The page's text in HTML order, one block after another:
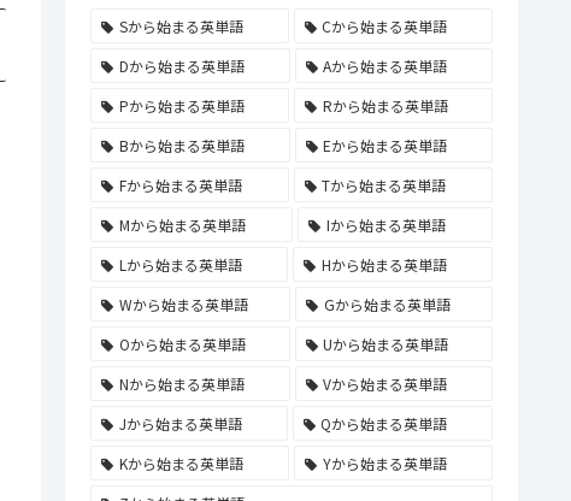
Sから始まる英単語
Cから始まる英単語
Dから始まる英単語
Aから始まる英単語
Pから始まる英単語
Rから始まる英単語
Bから始まる英単語
Eから始まる英単語
Fから始まる英単語
Tから始まる英単語
Mから始まる英単語
Iから始まる英単語
Lから始まる英単語
Hから始まる英単語
Wから始まる英単語
Gから始まる英単語
Oから始まる英単語
Uから始まる英単語
Nから始まる英単語
Vから始まる英単語
Jから始まる英単語
Qから始まる英単語
Kから始まる英単語
Yから始まる英単語